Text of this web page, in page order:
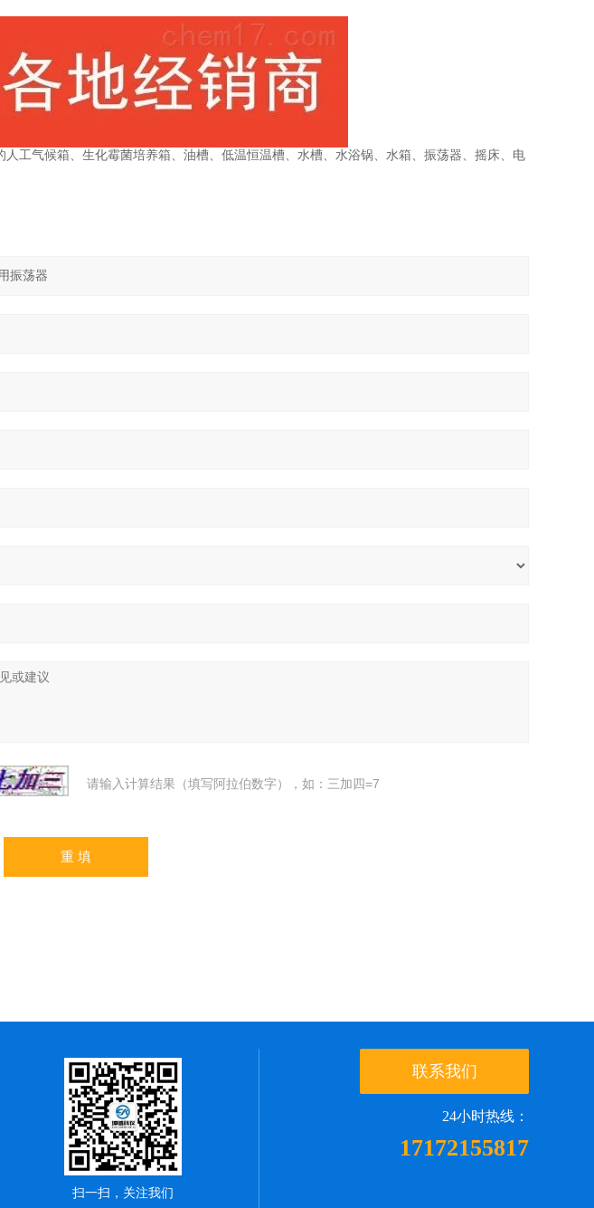
工气候箱、生化霉菌培养箱、油槽、低温恒温槽、水槽、水浴锅、水箱、振荡器、摇床、电
请输入计算结果（填写阿拉伯数字），如：三加四=7
扫一扫，关注我们
联系我们
24小时热线：
17172155817